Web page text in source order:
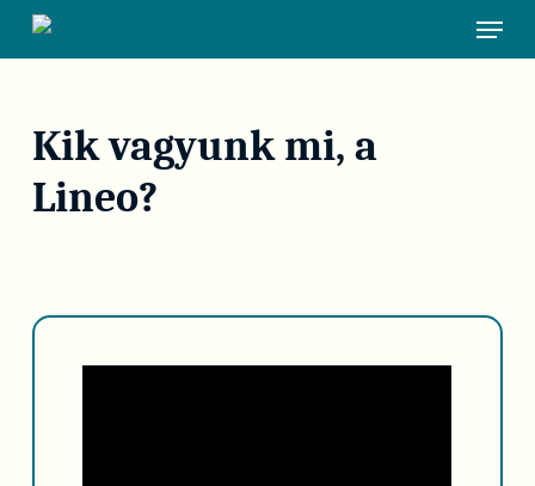
Skip
Menu
Kik vagyunk mi, a
Lineo?